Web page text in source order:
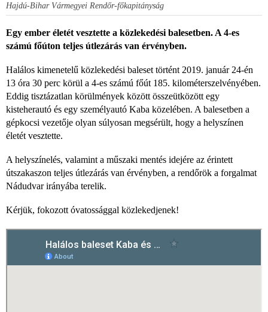
Hajdú-Bihar Vármegyei Rendőr-főkapitányság
Egy ember életét vesztette a közlekedési balesetben. A 4-es
számú főúton teljes útlezárás van érvényben.
Halálos kimenetelű közlekedési baleset történt 2019. január 24-én
13 óra 30 perc körül a 4-es számú főút 185. kilométerszelvényében.
Eddig tisztázatlan körülmények között összeütközött egy
kisteherautó és egy személyautó Kaba közelében. A balesetben a
gépkocsi vezetője olyan súlyosan megsérült, hogy a helyszínen
életét vesztette.
A helyszínelés, valamint a műszaki mentés idejére az érintett
útszakaszon teljes útlezárás van érvényben, a rendőrök a forgalmat
Nádudvar irányába terelik.
Kérjük, fokozott óvatossággal közlekedjenek!